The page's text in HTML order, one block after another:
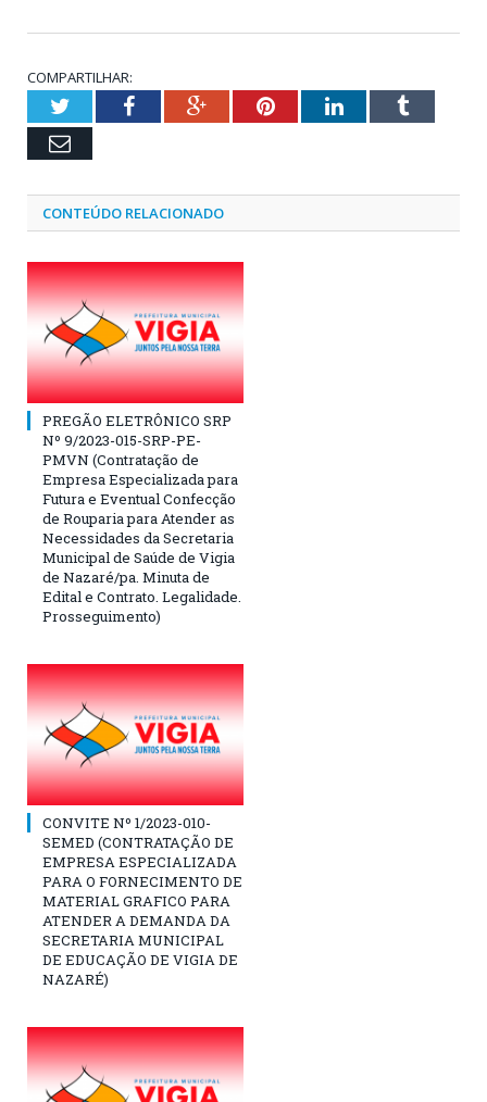
COMPARTILHAR:
TwitterFacebookGoogle+PinterestLinkedInTumblr
Email
CONTEÚDO RELACIONADO
PREGÃO ELETRÔNICO SRP
Nº 9/2023-015-SRP-PE-
PMVN (Contratação de
Empresa Especializada para
Futura e Eventual Confecção
de Rouparia para Atender as
Necessidades da Secretaria
Municipal de Saúde de Vigia
de Nazaré/pa. Minuta de
Edital e Contrato. Legalidade.
Prosseguimento)
CONVITE Nº 1/2023-010-
SEMED (CONTRATAÇÃO DE
EMPRESA ESPECIALIZADA
PARA O FORNECIMENTO DE
MATERIAL GRAFICO PARA
ATENDER A DEMANDA DA
SECRETARIA MUNICIPAL
DE EDUCAÇÃO DE VIGIA DE
NAZARÉ)